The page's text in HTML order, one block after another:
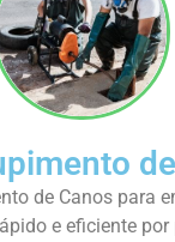
de Canos para
e eficiente